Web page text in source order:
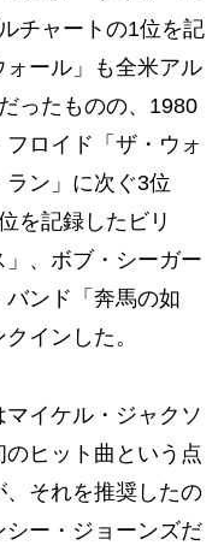
チャートの1位を記
ール」も全米アル
ったものの、1980
ロイド「ザ・ウォ
ン」に次ぐ3位
を記録したビリ
、ボブ・シーガー
ンド「奔馬の如
インした。
マイケル・ジャクソ
ヒット曲という点
それを推奨したの
ー・ジョーンズだ